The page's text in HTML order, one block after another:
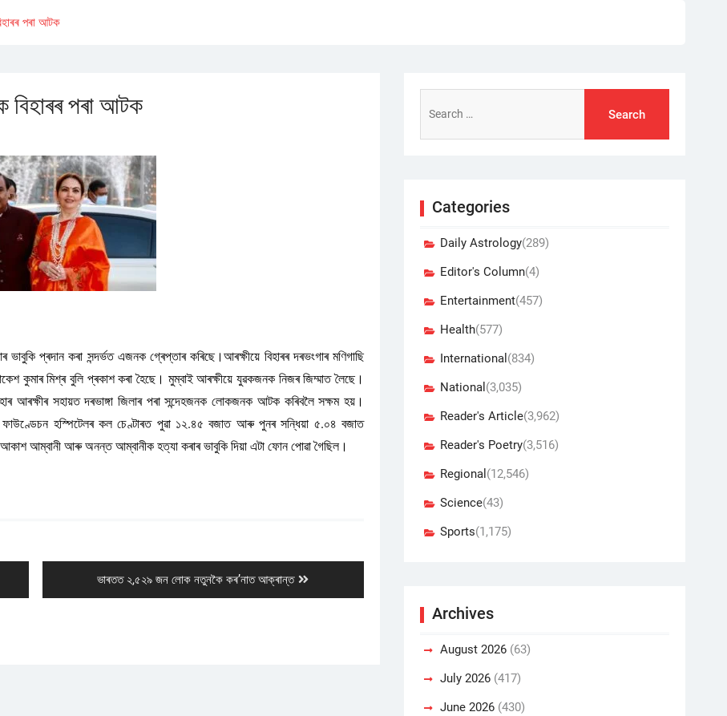
পৰা আটক
বিহাৰৰ পৰা আটক
প্ৰদান কৰা সন্দৰ্ভত এজনক গ্ৰেপ্তাৰ কৰিছে।আৰক্ষীয়ে বিহাৰৰ দৰভংগাৰ মণিগাছি
কুমাৰ মিশ্ৰ বুলি প্ৰকাশ কৰা হৈছে। মুম্বাই আৰক্ষীয়ে যুৱকজনক নিজৰ জিম্মাত লৈছে।
আৰক্ষীৰ সহায়ত দৰভাঙ্গা জিলাৰ পৰা সন্দেহজনক লোকজনক আটক কৰিবলৈ সক্ষম হয়।
হস্পিটেলৰ কল চেণ্টাৰত পুৱা ১২.৪৫ বজাত আৰু পুনৰ সন্ধিয়া ৫.০৪ বজাত
আকাশ আম্বানী আৰু অনন্ত আম্বানীক হত্যা কৰাৰ ভাবুকি দিয়া এটা ফোন পোৱা গৈছিল।
Next
post:
ভাৰতত ২,৫২৯ জন লোক নতুনকৈ কৰ’নাত আক্ৰান্ত
for:
Categories
Daily Astrology(289)
Editor's Column(4)
Entertainment(457)
Health(577)
International (834)
National (3,035)
Reader's Article(3,962)
Reader's Poetry(3,516)
Regional (12,546)
Science(43)
Sports(1,175)
Archives
August 2026 (63)
July 2026 (417)
June 2026 (430)